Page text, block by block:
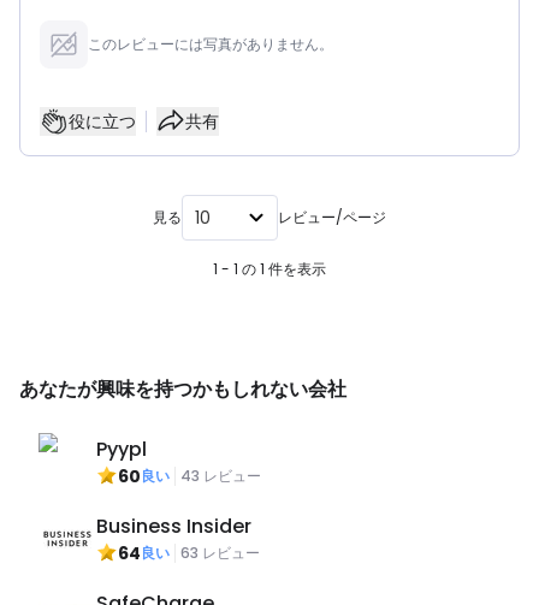
このレビューには写真がありません。
役に立つ 共有
見る 10 レビュー/ページ
1 - 1 の 1 件を表示
あなたが興味を持つかもしれない会社
Pyypl
60良い 43 レビュー
Business Insider
64良い 63 レビュー